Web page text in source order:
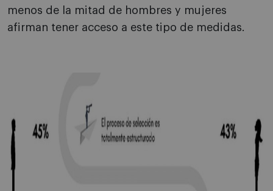
menos de la mitad de hombres y mujeres
afirman tener acceso a este tipo de medidas.